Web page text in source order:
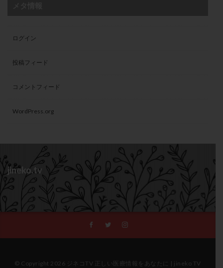
ログイン
投稿フィード
コメントフィード
WordPress.org
jineko.tv
© Copyright 2026 ジネコTV 正しい医療情報をあなたに | jineko TV